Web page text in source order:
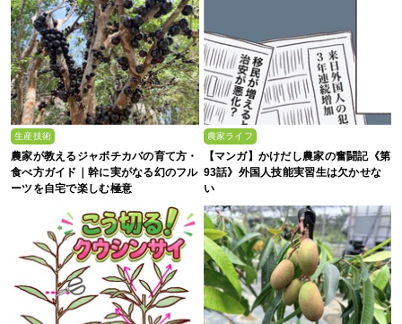
生産技術
農家が教えるジャボチカバの育て方・
食べ方ガイド｜幹に実がなる幻のフル
ーツを自宅で楽しむ極意
農家ライフ
【マンガ】かけだし農家の奮闘記《第
93話》外国人技能実習生は欠かせな
い